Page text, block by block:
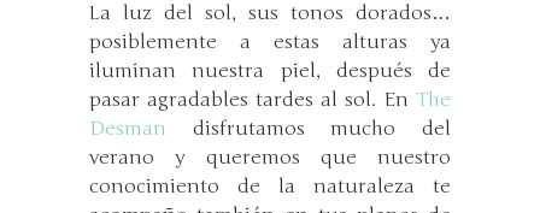
La luz del sol, sus tonos dorados…
posiblemente a estas alturas ya
iluminan nuestra piel, después de
pasar agradables tardes al sol. En The
Desman disfrutamos mucho del
verano y queremos que nuestro
conocimiento de la naturaleza te